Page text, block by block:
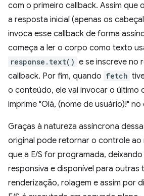
com o primeiro callback. Assim que
a resposta inicial (apenas os
invoca esse callback de forma
começa a ler o corpo como texto
response.text() e se inscreve no
callback. Por fim, quando fetch
o conteúdo, ele vai invocar o último
imprime "Olá, (nome de usuário)!" no
Graças à natureza assíncrona
original pode retornar o controle ao
que a E/S for programada,
responsiva e disponível para outras
renderização, rolagem e assim por